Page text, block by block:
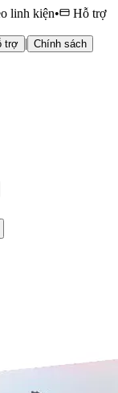
linh kiện•
Hỗ trợ
trợ | Chính sách